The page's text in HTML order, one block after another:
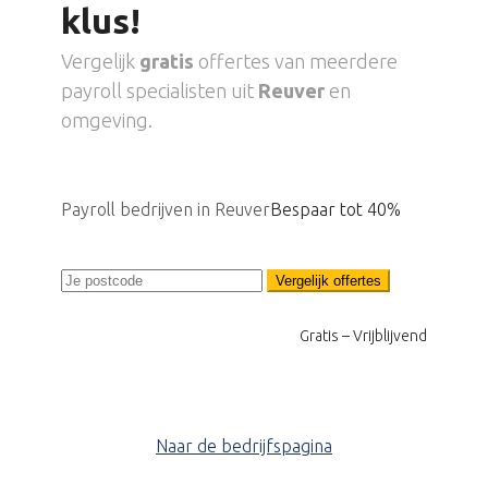
klus!
Vergelijk gratis offertes van meerdere
payroll specialisten uit Reuver en
omgeving.
Payroll bedrijven in ReuverBespaar tot 40%
Vergelijk offertes
Gratis – Vrijblijvend
Naar de bedrijfspagina